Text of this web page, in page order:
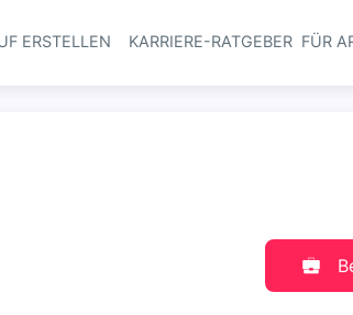
Haupt-Navigation
ERSTELLEN KARRIERE-RATGEBER FÜR